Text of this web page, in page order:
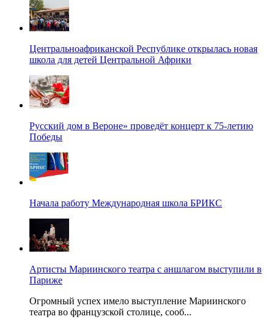
Центральноафриканской Республике открылась новая
школа для детей Центральной Африки
Русский дом в Вероне» проведёт концерт к 75-летию
Победы
Начала работу Международная школа БРИКС
Артисты Мариинского театра с аншлагом выступили в
Париже
Огромный успех имело выступление Мариинского
театра во французской столице, сооб...